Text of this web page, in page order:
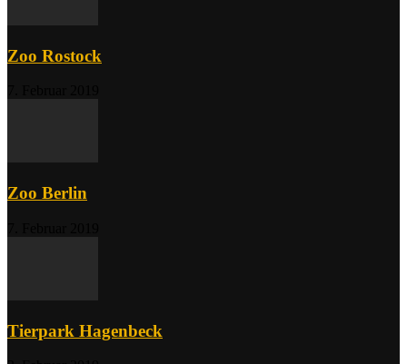
Zoo Rostock
Zoo Berlin
Tierpark Hagenbeck